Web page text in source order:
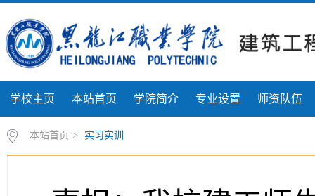
学校主页 本站首页 学院简介 专业设置 师资队伍
本站首页 > 实习实训